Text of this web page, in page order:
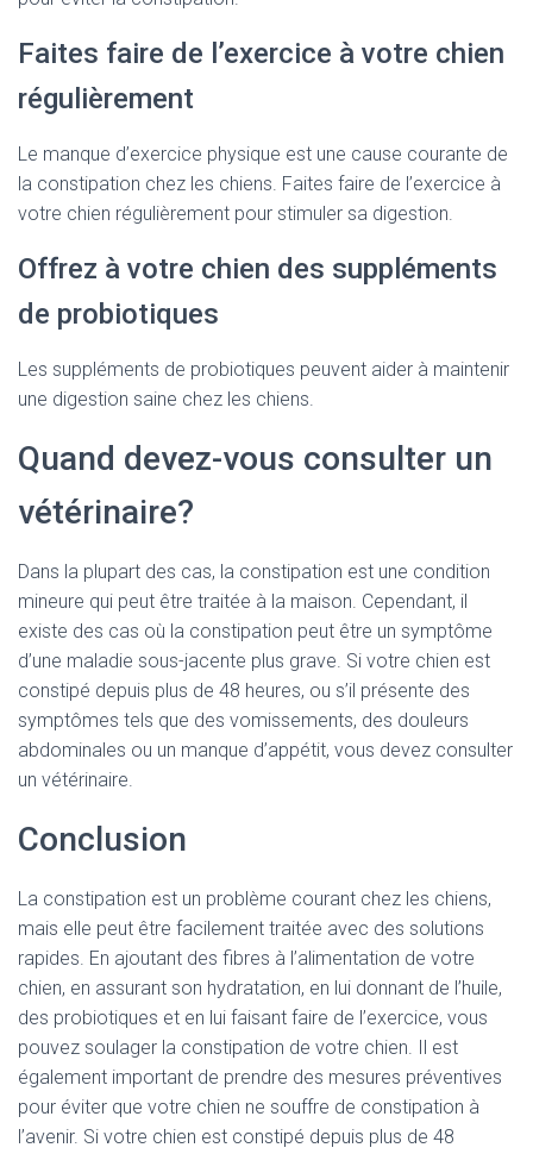
Faites faire de l’exercice à votre chien
régulièrement
Le manque d’exercice physique est une cause courante de
la constipation chez les chiens. Faites faire de l’exercice à
votre chien régulièrement pour stimuler sa digestion.
Offrez à votre chien des suppléments
de probiotiques
Les suppléments de probiotiques peuvent aider à maintenir
une digestion saine chez les chiens.
Quand devez-vous consulter un
vétérinaire?
Dans la plupart des cas, la constipation est une condition
mineure qui peut être traitée à la maison. Cependant, il
existe des cas où la constipation peut être un symptôme
d’une maladie sous-jacente plus grave. Si votre chien est
constipé depuis plus de 48 heures, ou s’il présente des
symptômes tels que des vomissements, des douleurs
abdominales ou un manque d’appétit, vous devez consulter
un vétérinaire.
Conclusion
La constipation est un problème courant chez les chiens,
mais elle peut être facilement traitée avec des solutions
rapides. En ajoutant des fibres à l’alimentation de votre
chien, en assurant son hydratation, en lui donnant de l’huile,
des probiotiques et en lui faisant faire de l’exercice, vous
pouvez soulager la constipation de votre chien. Il est
également important de prendre des mesures préventives
pour éviter que votre chien ne souffre de constipation à
l’avenir. Si votre chien est constipé depuis plus de 48